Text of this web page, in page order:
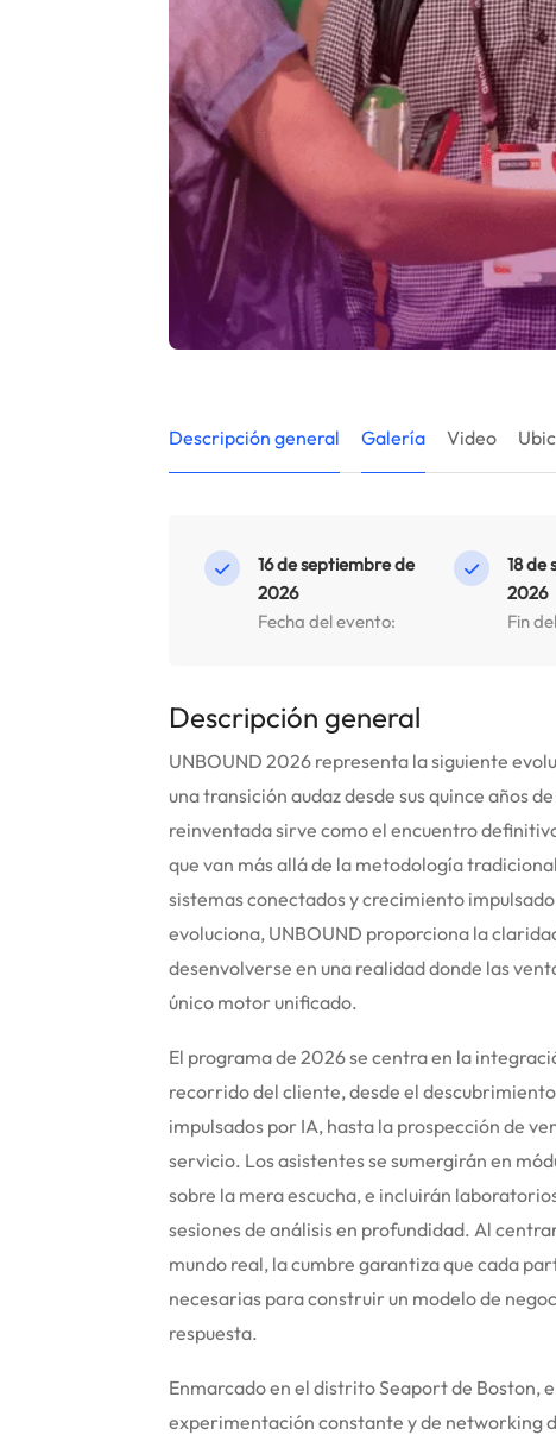
Descripción general Galería Video
16 de septiembre de
2026
Fecha del evento:
18 de
2026
Fin
Descripción general
UNBOUND 2026 representa la siguiente
una transición audaz desde sus quince años
reinventada sirve como el encuentro
que van más allá de la metodología
sistemas conectados y crecimiento
evoluciona, UNBOUND proporciona la
desenvolverse en una realidad donde las
único motor unificado.
El programa de 2026 se centra en la
recorrido del cliente, desde el
impulsados por IA, hasta la prospección de
servicio. Los asistentes se sumergirán en
sobre la mera escucha, e incluirán
sesiones de análisis en profundidad. Al
mundo real, la cumbre garantiza que cada
necesarias para construir un modelo de
respuesta.
Enmarcado en el distrito Seaport de Boston,
experimentación constante y de networking